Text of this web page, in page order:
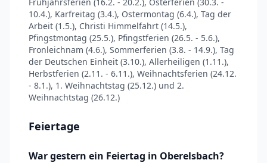
10.4.), Karfreitag (3.4.), Ostermontag (6.4.), Tag der
Arbeit (1.5.), Christi Himmelfahrt (14.5.),
Pfingstmontag (25.5.), Pfingstferien (26.5. - 5.6.),
Fronleichnam (4.6.), Sommerferien (3.8. - 14.9.), Tag
der Deutschen Einheit (3.10.), Allerheiligen (1.11.),
Herbstferien (2.11. - 6.11.), Weihnachtsferien (24.12.
- 8.1.), 1. Weihnachtstag (25.12.) und 2.
Weihnachtstag (26.12.)
Feiertage
War gestern ein Feiertag in Oberelsbach?